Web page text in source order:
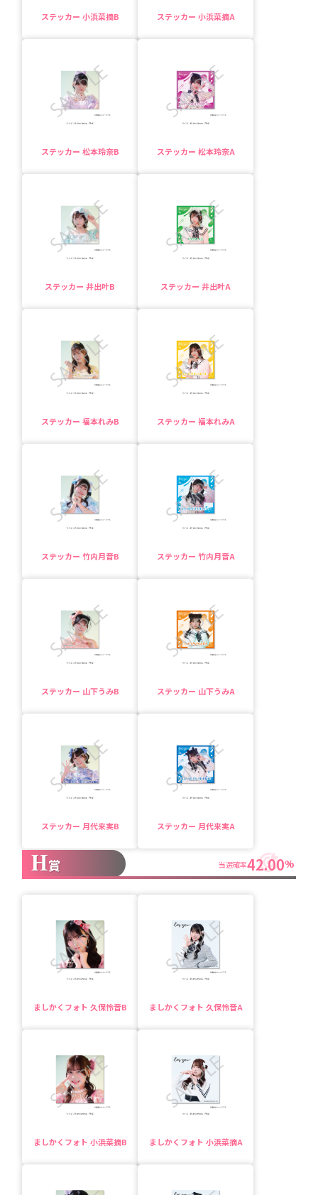
ステッカー 小浜菜摘B ステッカー 小浜菜摘A
ステッカー 松本玲奈B ステッカー 松本玲奈A
ステッカー 井出叶B ステッカー 井出叶A
ステッカー 福本れみB ステッカー 福本れみA
ステッカー 竹内月音B ステッカー 竹内月音A
ステッカー 山下うみB ステッカー 山下うみA
ステッカー 月代来実B ステッカー 月代来実A
H賞 当選確率42.00%
ましかくフォト 久保怜音B ましかくフォト 久保怜音A
ましかくフォト 小浜菜摘B ましかくフォト 小浜菜摘A